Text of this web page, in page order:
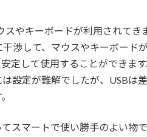
やキーボードが利用されてき
渉して、マウスやキーボード
定して使用することができま
設定が難解でしたが、USBは
スマートで使い勝手のよい物